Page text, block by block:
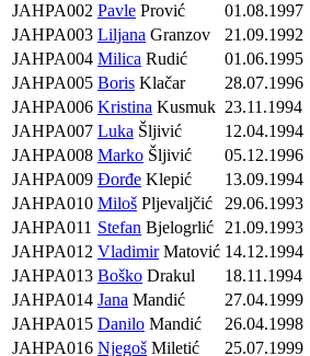
JAHPA002 Pavle Prović 01.08.1997
JAHPA003 Liljana Granzov 21.09.1992
JAHPA004 Milica Rudić 01.06.1995
JAHPA005 Boris Klačar 28.07.1996
JAHPA006 Kristina Kusmuk 23.11.1994
JAHPA007 Luka Šljivić 12.04.1994
JAHPA008 Marko Šljivić 05.12.1996
JAHPA009 Đorđe Klepić 13.09.1994
JAHPA010 Miloš Pljevaljčić 29.06.1993
JAHPA011 Stefan Bjelogrlić 21.09.1993
JAHPA012 VladimirMatović 14.12.1994
JAHPA013 Boško Drakul 18.11.1994
JAHPA014 Jana Mandić 27.04.1999
JAHPA015 Danilo Mandić 26.04.1998
JAHPA016 Njegoš Miletić 25.07.1999